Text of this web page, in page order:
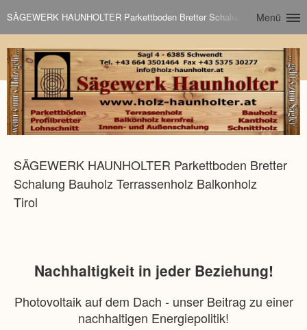
SÄGEWERK HAUNHOLTER Parkettboden Bretter Schalung Bauholz
Menü
SÄGEWERK HAUNHOLTER Parkettboden Bretter
Schalung Bauholz Terrassenholz Balkonholz
Tirol
Nachhaltigkeit in jeder Beziehung!
Photovoltaik auf dem Dach - unser Beitrag zu einer
nachhaltigen Energiepolitik!